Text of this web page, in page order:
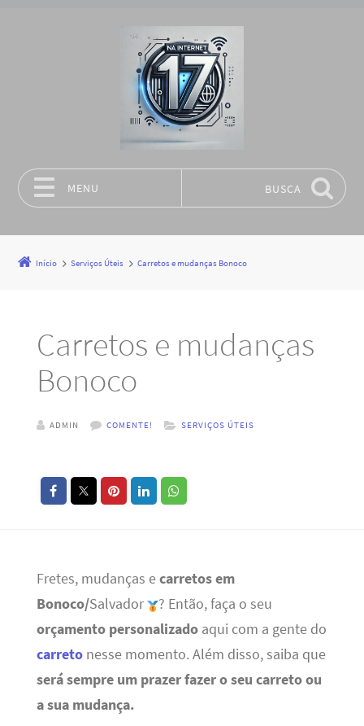
MENU BUSCA
Início Serviços Úteis Carretos e mudanças Bonoco
Carretos e mudanças
Bonoco
ADMIN COMENTE! SERVIÇOS ÚTEIS
Fretes, mudanças ecarretos em
Bonoco/Salvador
? Então, faça o seu
orçamento personalizadoaqui com a gente do
carretonesse momento. Além disso, saiba que
será sempre um prazer fazer o seu carreto ou
a sua mudança.